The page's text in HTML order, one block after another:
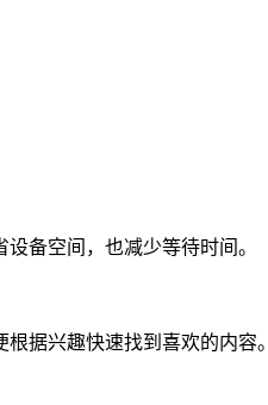
备空间，也减少等待时间。
据兴趣快速找到喜欢的内容。